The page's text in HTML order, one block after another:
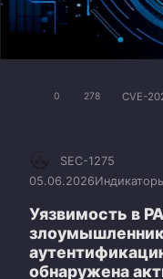
0 278 CVE-
SEC-1275
05.06.2026
Уязвимость в
обнаружена